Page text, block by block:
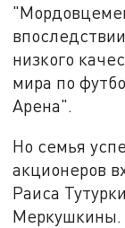
низкого
мира по
Арена".
Но семья
акционеров
Раиса
Меркушкины.